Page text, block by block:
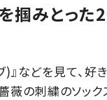
掴みとった
)』などを見て、
薇の刺繍のソッ